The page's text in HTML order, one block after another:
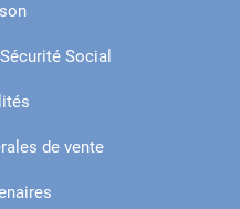
Social
de vente